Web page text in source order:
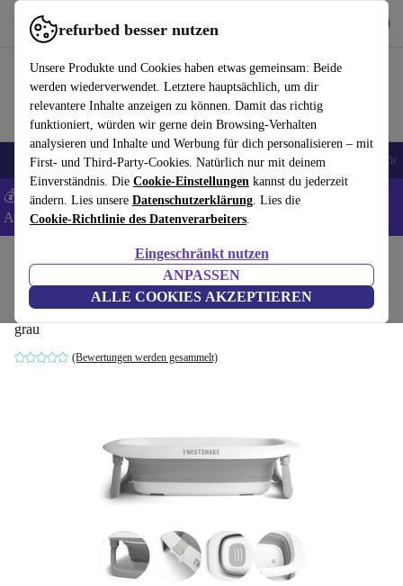
refurbed besser nutzen
Unsere Produkte und Cookies haben etwas gemeinsam: Beide
werden wiederverwendet. Letztere hauptsächlich, um dir
relevantere Inhalte anzeigen zu können. Damit das richtig
funktioniert, würden wir gerne dein Browsing-Verhalten
analysieren und Inhalte und Werbung für dich personalisieren – mit
First- und Third-Party-Cookies. Natürlich nur mit deinem
Einverständnis. Die Cookie-Einstellungen kannst du jederzeit
ändern. Lies unsere Datenschutzerklärung. Lies die
Cookie-Richtlinie des Datenverarbeiters.
Eingeschränkt nutzen
ANPASSEN
ALLE COOKIES AKZEPTIEREN
refurbed schnell und einfach nutzen
🎒 Back to school Handys Laptops Tablets Smartwatches Zubehör
💰 Extra -5% auf Samsung- und Google-Smartphones - Code:
ANDROID5 -AGB
Töpfchen & Waschen Badesitze
Twistshake faltbare Badewanne
grau
(Bewertungen werden gesammelt)